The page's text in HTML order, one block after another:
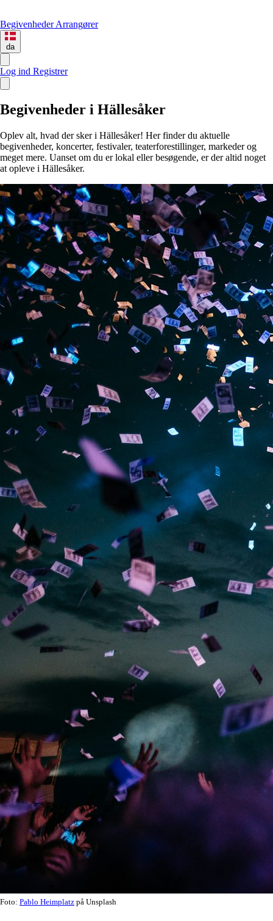
BegivenhederArrangører
da
Log ind Registrer
Begivenheder i Hällesåker
Oplev alt, hvad der sker i Hällesåker! Her finder du aktuelle
begivenheder, koncerter, festivaler, teaterforestillinger, markeder og
meget mere. Uanset om du er lokal eller besøgende, er der altid noget
at opleve i Hällesåker.
Foto: Pablo Heimplatz på Unsplash